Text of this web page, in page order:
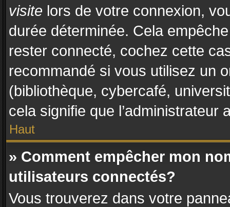
visite lors de votre connexion,
durée déterminée. Cela
rester connecté, cochez cette
recommandé si vous utilisez un
(bibliothèque, cybercafé,
cela signifie que l’administrateur
Haut
» Comment empêcher mon
utilisateurs connectés?
Vous trouverez dans votre